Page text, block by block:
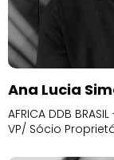
Ana Lucia
AFRICA DDB
VP/ Sócio